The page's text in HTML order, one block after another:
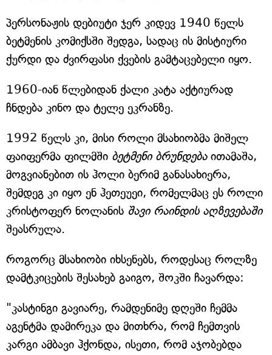
პერსონაჟის დებიუტი ჯერ კიდევ 1940 წელს
ბეტმენის კომიქსში შედგა, სადაც ის მისტიური
ქურდი და ძვირფასი ქვების გამტაცებელი იყო.
1960-იან წლებიდან ქალი კატა აქტიურად
ჩნდება კინო და ტელე ეკრანზე.
1992 წელს კი, მისი როლი მსახიობმა მიშელ
ფაიფერმა ფილმში ბეტმენი ბრუნდება ითამაშა,
მოგვიანებით ის ჰოლი ბერიმ განასახიერა,
შემდეგ კი იყო ენ ჰეთეუეი, რომელმაც ეს როლი
კრისტოფერ ნოლანის შავი რაინდის აღზევებაში
შეასრულა.
როგორც მსახიობი იხსენებს, როდესაც როლზე
დამტკიცების შესახებ გაიგო, შოკში ჩავარდა:
"კასტინგი გავიარე, რამდენიმე დღეში ჩემმა
აგენტმა დამირეკა და მითხრა, რომ ჩემთვის
კარგი ამბავი ჰქონდა, ისეთი, რომ აჯობებდა